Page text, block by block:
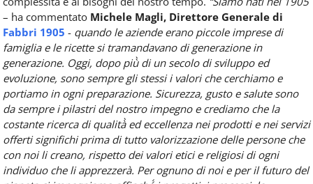
– ha commentato Michele Magli, Direttore Generale di
Fabbri 1905 - quando le aziende erano piccole imprese di
famiglia e le ricette si tramandavano di generazione in
generazione. Oggi, dopo più̀ di un secolo di sviluppo ed
evoluzione, sono sempre gli stessi i valori che cerchiamo e
portiamo in ogni preparazione. Sicurezza, gusto e salute sono
da sempre i pilastri del nostro impegno e crediamo che la
costante ricerca di qualità̀ ed eccellenza nei prodotti e nei servizi
offerti significhi prima di tutto valorizzazione delle persone che
con noi li creano, rispetto dei valori etici e religiosi di ogni
individuo che li apprezzerà. Per ognuno di noi e per il futuro del